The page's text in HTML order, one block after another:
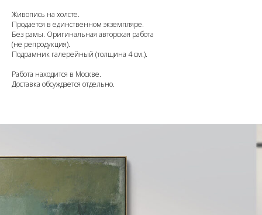
Живопись на холсте.
Продается в единственном экземпляре.
Без рамы. Оригинальная авторская работа
(не репродукция).
Подрамник галерейный (толщина 4 см.).
Работа находится в Москве.
Доставка обсуждается отдельно.